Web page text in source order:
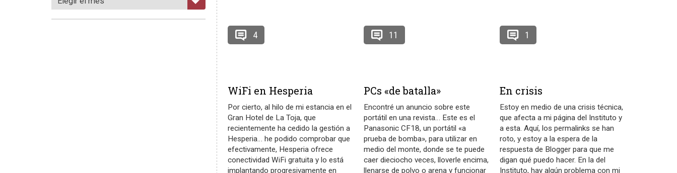
4 11 1
WiFi en Hesperia
Por cierto, al hilo de mi estancia en el
Gran Hotel de La Toja, que
recientemente ha cedido la gestión a
Hesperia… he podido comprobar que
efectivamente, Hesperia ofrece
conectividad WiFi gratuita y lo está
implantando progresivamente en
PCs «de batalla»
Encontré un anuncio sobre este
portátil en una revista… Este es el
Panasonic CF18, un portátil «a
prueba de bomba», para utilizar en
medio del monte, donde se te puede
caer dieciocho veces, lloverle encima,
llenarse de polvo o arena y funcionar
En crisis
Estoy en medio de una crisis técnica,
que afecta a mi página del Instituto y
a esta. Aquí, los permalinks se han
roto, y estoy a la espera de la
respuesta de Blogger para que me
digan qué puedo hacer. En la del
Instituto, hay algún problema con mi